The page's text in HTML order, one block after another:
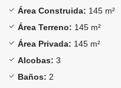
Área Construida: 145 m²
Área Terreno: 145 m²
Área Privada: 145 m²
Alcobas: 3
Baños: 2